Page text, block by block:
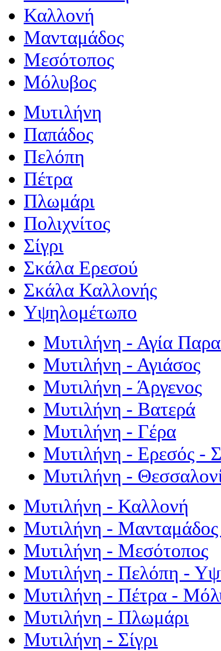
Καλλονή
Μανταμάδος
Μεσότοπος
Μόλυβος
Μυτιλήνη
Παπάδος
Πελόπη
Πέτρα
Πλωμάρι
Πολιχνίτος
Σίγρι
Σκάλα Ερεσού
Σκάλα Καλλονής
Υψηλομέτωπο
Μυτιλήνη - Αγία
Μυτιλήνη - Αγιάσος
Μυτιλήνη - Άργενος
Μυτιλήνη - Βατερά
Μυτιλήνη - Γέρα
Μυτιλήνη - Ερεσός -
Μυτιλήνη -
Μυτιλήνη - Καλλονή
Μυτιλήνη - Μανταμάδος
Μυτιλήνη - Μεσότοπος
Μυτιλήνη - Πελόπη -
Μυτιλήνη - Πέτρα -
Μυτιλήνη - Πλωμάρι
Μυτιλήνη - Σίγρι